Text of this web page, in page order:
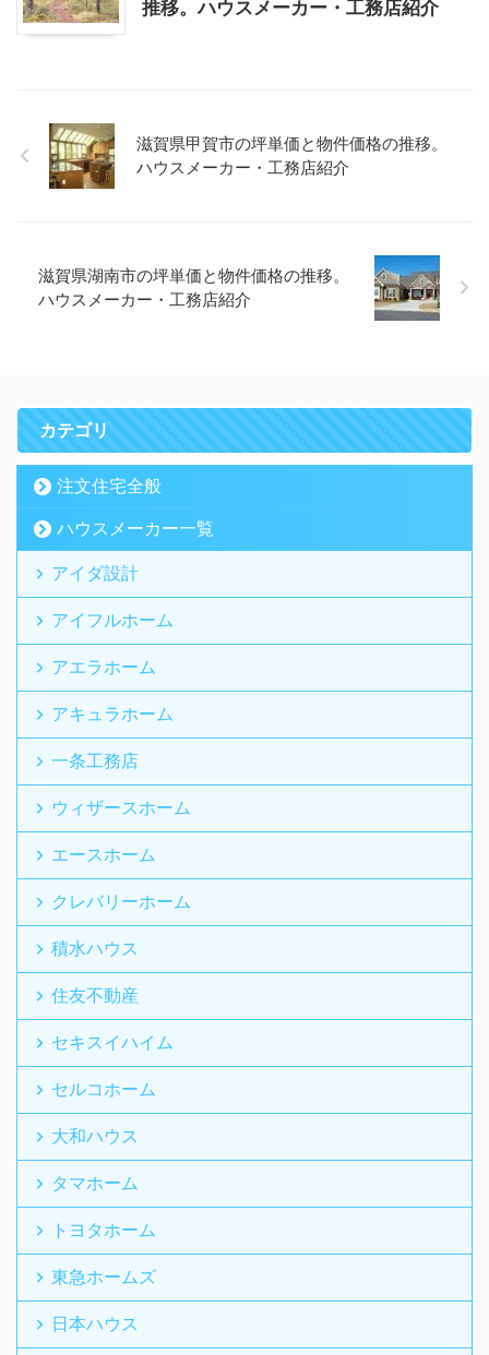
推移。ハウスメーカー・工務店紹介
滋賀県甲賀市の坪単価と物件価格の推移。
ハウスメーカー・工務店紹介
滋賀県湖南市の坪単価と物件価格の推移。
ハウスメーカー・工務店紹介
カテゴリ
注文住宅全般
ハウスメーカー一覧
アイダ設計
アイフルホーム
アエラホーム
アキュラホーム
一条工務店
ウィザースホーム
エースホーム
クレバリーホーム
積水ハウス
住友不動産
セキスイハイム
セルコホーム
大和ハウス
タマホーム
トヨタホーム
東急ホームズ
日本ハウス